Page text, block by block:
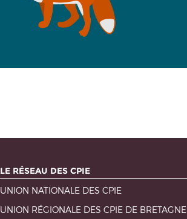
LE RÉSEAU DES CPIE
UNION NATIONALE DES CPIE
UNION RÉGIONALE DES CPIE DE BRETAGNE